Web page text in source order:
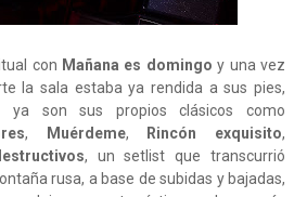
con Mañana es domingo y una vez
la sala estaba ya rendida a sus pies,
ya son sus propios clásicos como
, Muérdeme, Rincón exquisito,
, un setlist que transcurrió
rusa, a base de subidas y bajadas,